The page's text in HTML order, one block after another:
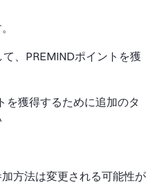
、PREMINDポイントを獲
を獲得するために追加のタ
方法は変更される可能性が